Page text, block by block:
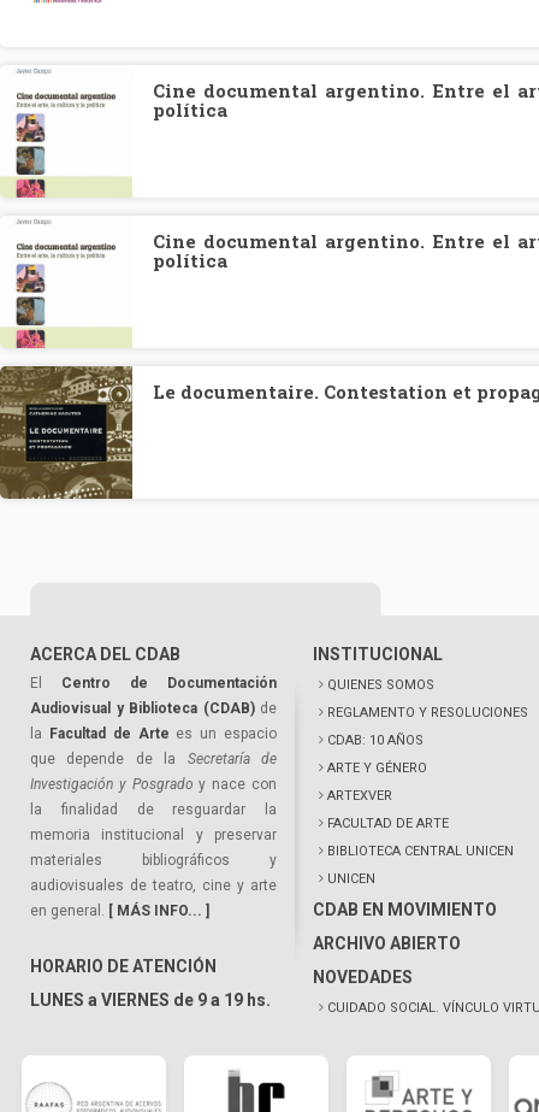
Cine documental argentino. Entre el
política
Cine documental argentino. Entre el
política
Le documentaire. Contestation et
ACERCA DEL CDAB
El Centro de Documentación
Audiovisual y Biblioteca (CDAB)de
la
Facultad de Arte es un espacio
que depende de la Secretaría de
Investigación y Posgrado y nace con
la finalidad de resguardar la
memoria institucional y preservar
materiales bibliográficos y
audiovisuales de teatro, cine y arte
en general. [ MÁS INFO... ]
HORARIO DE ATENCIÓN
LUNES a VIERNES de 9 a 19 hs.
INSTITUCIONAL
QUIENES SOMOS
REGLAMENTO Y RESOLUCIONES
CDAB: 10 AÑOS
ARTE Y GÉNERO
ARTEXVER
FACULTAD DE ARTE
BIBLIOTECA CENTRAL UNICEN
UNICEN
CDAB EN MOVIMIENTO
ARCHIVO ABIERTO
NOVEDADES
CUIDADO SOCIAL. VÍNCULO